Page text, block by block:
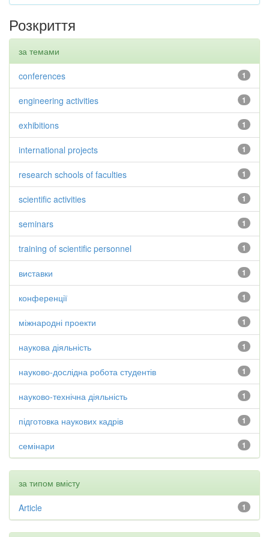
Розкриття
за темами
1
conferences
1
engineering activities
1
exhibitions
1
international projects
1
research schools of faculties
1
scientific activities
1
seminars
1
training of scientific personnel
1
виставки
1
конференції
1
міжнародні проекти
1
наукова діяльність
1
науково-дослідна робота студентів
1
науково-технічна діяльність
1
підготовка наукових кадрів
1
семінари
за типом вмісту
1
Article